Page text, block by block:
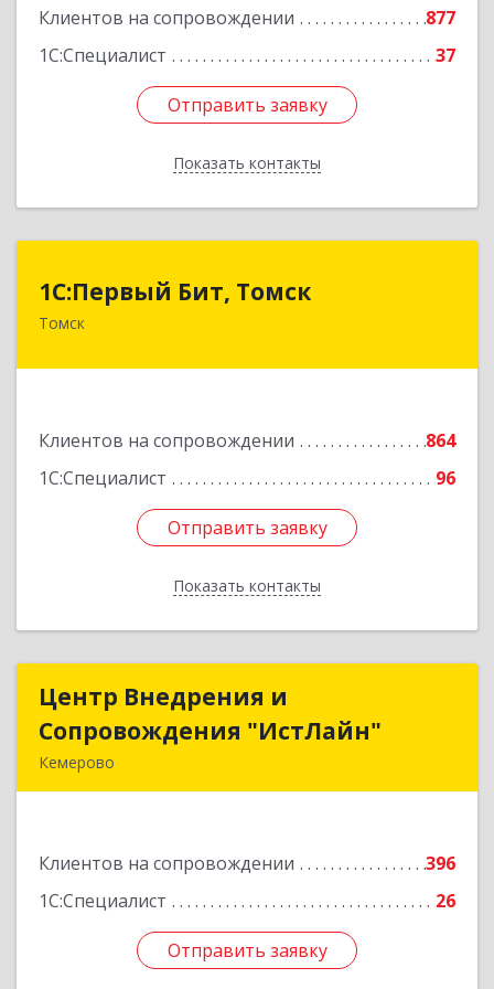
Клиентов на сопровождении
877
1С:Специалист
37
Отправить заявку
Показать контакты
Отправить заявку
Назад
1С:Первый Бит, Томск
Томск
Клиентов на сопровождении
864
1С:Специалист
96
Отправить заявку
Показать контакты
634041, Томская обл, Томск г, Кирова пр-кт,
Отправить заявку
Назад
Центр Внедрения и
Сопровождения "ИстЛайн"
Кемерово
Клиентов на сопровождении
396
1С:Специалист
26
Отправить заявку
Центр Внедрения и
Сопровождения "ИстЛайн"
Подробнее
Отправить заявку